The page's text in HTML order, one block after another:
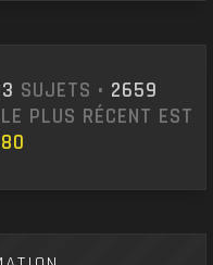
SUJETS • 2659
PLUS RÉCENT EST